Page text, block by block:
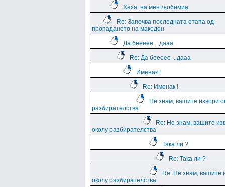
Хаха..на мен љобимиа
Re: Започва последната етапа од
пропадането на македон
Да беееее ...дааа
Re: Да беееее ...дааа
Именак !
Re: Именак !
Не знам, вашите извори
разбирателства
Re: Не знам, вашите
околу разбирателства
Така ли ?
Re: Така ли ?
Re: Не знам, вашите
околу разбирателства